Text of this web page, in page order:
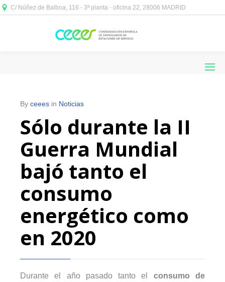
C/ Núñez de Balboa, 116 - 3ª planta - oficina 22, 28006 MADRID
By ceees in Noticias
Sólo durante la II
Guerra Mundial
bajó tanto el
consumo
energético como
en 2020
Durante el año pasado tanto el consumo de